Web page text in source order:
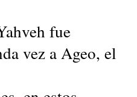
fue
vez a Ageo, el